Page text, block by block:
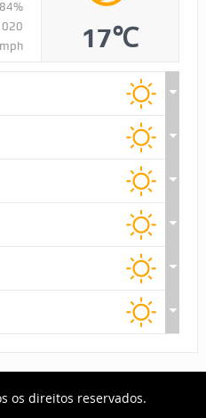
84%
17℃
os direitos reservados.